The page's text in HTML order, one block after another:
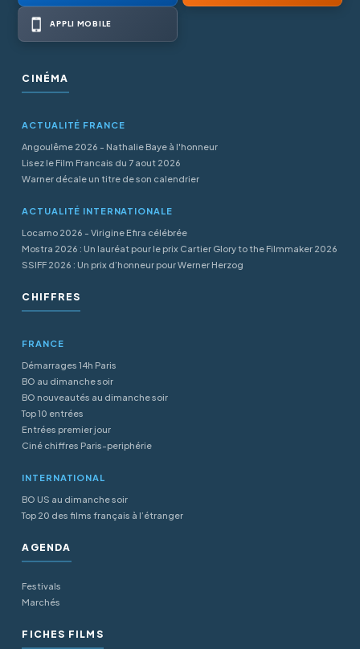
APPLI MOBILE
CINÉMA
ACTUALITÉ FRANCE
Angoulême 2026 - Nathalie Baye à l'honneur
Lisez le Film Francais du 7 aout 2026
Warner décale un titre de son calendrier
ACTUALITÉ INTERNATIONALE
Locarno 2026 - Virigine Efira célébrée
Mostra 2026 : Un lauréat pour le prix Cartier Glory to the Filmmaker 2026
SSIFF 2026 : Un prix d’honneur pour Werner Herzog
CHIFFRES
FRANCE
Démarrages 14h Paris
BO au dimanche soir
BO nouveautés au dimanche soir
Top 10 entrées
Entrées premier jour
Ciné chiffres Paris-periphérie
INTERNATIONAL
BO US au dimanche soir
Top 20 des films français à l’étranger
AGENDA
Festivals
Marchés
FICHES FILMS